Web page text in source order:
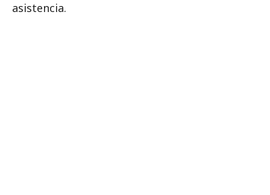
asistencia.